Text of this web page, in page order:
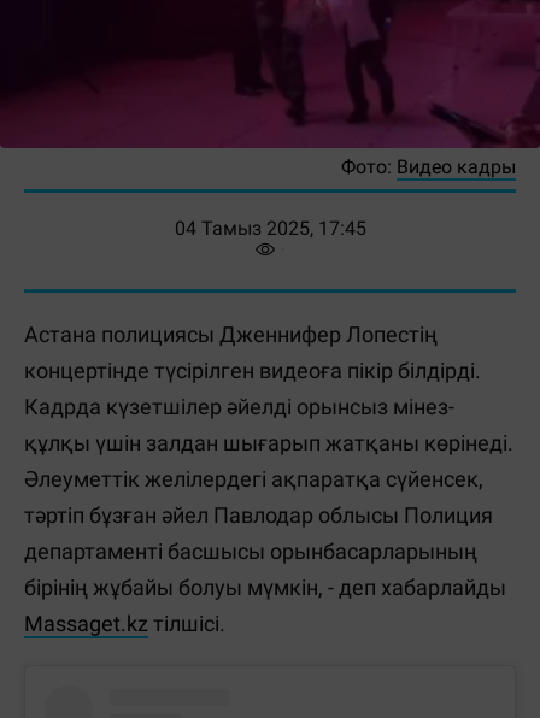
Фото: Видео кадры
04 Тамыз 2025, 17:45
Астана полициясы Дженнифер Лопестің
концертінде түсірілген видеоға пікір білдірді.
Кадрда күзетшілер әйелді орынсыз мінез-
құлқы үшін залдан шығарып жатқаны көрінеді.
Әлеуметтік желілердегі ақпаратқа сүйенсек,
тәртіп бұзған әйел Павлодар облысы Полиция
департаменті басшысы орынбасарларының
бірінің жұбайы болуы мүмкін, - деп хабарлайды
Massaget.kz тілшісі.